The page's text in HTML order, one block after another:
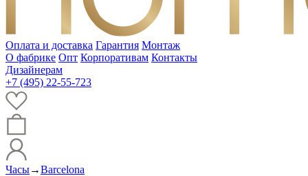
Оплата и доставка Гарантия Монтаж
О фабрике Опт Корпоративам Контакты
Дизайнерам
+7 (495) 22-55-723
Часы→Barcelona